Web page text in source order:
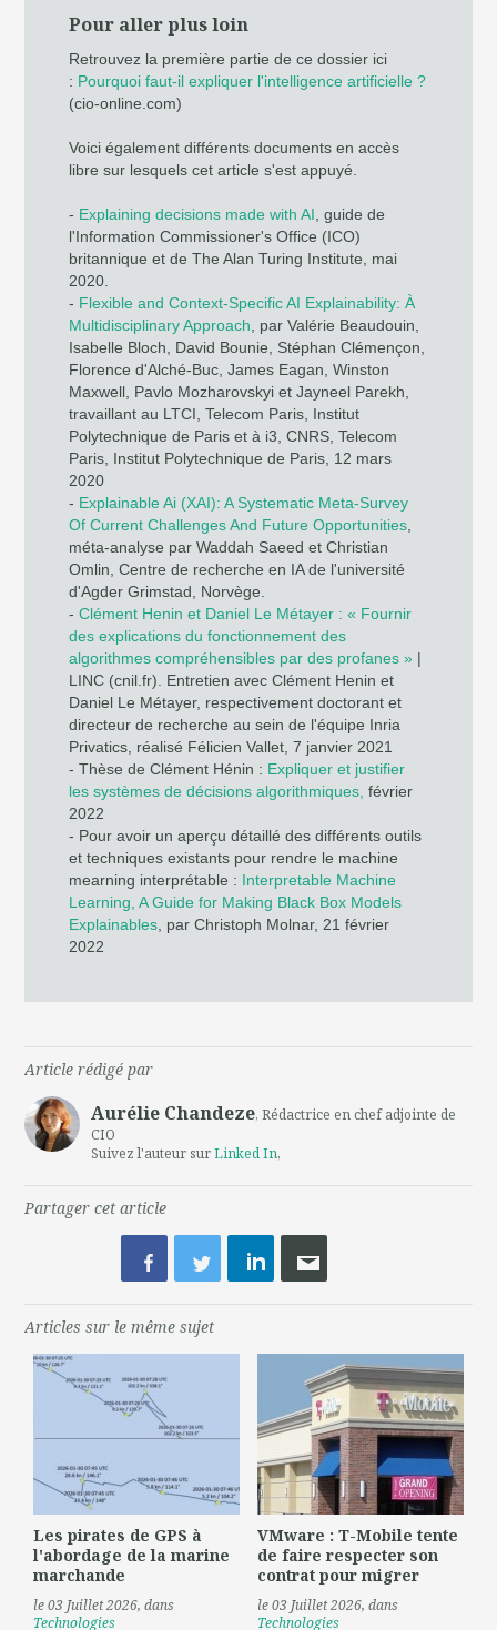
Pour aller plus loin
Retrouvez la première partie de ce dossier ici
: Pourquoi faut-il expliquer l'intelligence artificielle ?
(cio-online.com)
Voici également différents documents en accès
libre sur lesquels cet article s'est appuyé.
- Explaining decisions made with AI , guide de
l'Information Commissioner's Office (ICO)
britannique et de The Alan Turing Institute, mai
2020.
- Flexible and Context-Specific AI Explainability: À
Multidisciplinary Approach , par Valérie Beaudouin,
Isabelle Bloch, David Bounie, Stéphan Clémençon,
Florence d'Alché-Buc, James Eagan, Winston
Maxwell, Pavlo Mozharovskyi et Jayneel Parekh,
travaillant au LTCI, Telecom Paris, Institut
Polytechnique de Paris et à i3, CNRS, Telecom
Paris, Institut Polytechnique de Paris, 12 mars
2020
- Explainable Ai (XAI): A Systematic Meta-Survey
Of Current Challenges And Future Opportunities
méta-analyse par Waddah Saeed et Christian
Omlin, Centre de recherche en IA de l'université
d'Agder Grimstad, Norvège.
-Clément Henin et Daniel Le Métayer : « Fournir
des explications du fonctionnement des
algorithmes compréhensibles par des profanes » |
LINC (cnil.fr). Entretien avec Clément Henin et
Daniel Le Métayer, respectivement doctorant et
directeur de recherche au sein de l'équipe Inria
Privatics, réalisé Félicien Vallet, 7 janvier 2021
- Thèse de Clément Hénin : Expliquer et justifier
les systèmes de décisions algorithmiques, février
2022
- Pour avoir un aperçu détaillé des différents outils
et techniques existants pour rendre le machine
mearning interprétable : Interpretable Machine
Learning, A Guide for Making Black Box Models
Explainables , par Christoph Molnar, 21 février
2022
Article rédigé par
Aurélie Chandeze, Rédactrice en chef adjointe de
CIO
Suivez l'auteur surLinked In,
Partager cet article
Articles sur le même sujet
Les pirates de GPS à
l'abordage de la marine
marchande
le 03 Juillet 2026, dans
Technologies
VMware : T-Mobile tente
de faire respecter son
contrat pour migrer
le 03 Juillet 2026, dans
Technologies